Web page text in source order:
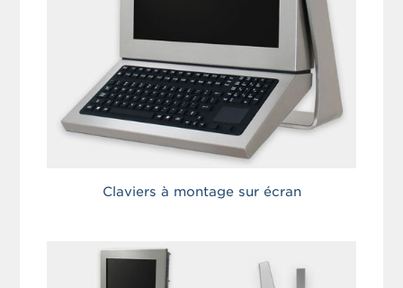
Claviers à montage sur écran